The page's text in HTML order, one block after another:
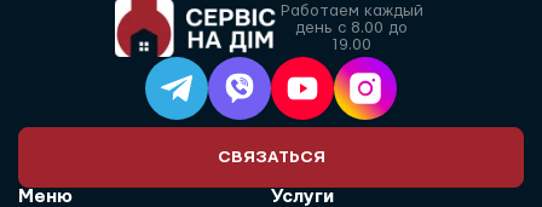
Работаем каждый
день с 8.00 до
19.00
СВЯЗАТЬСЯ
Меню Услуги